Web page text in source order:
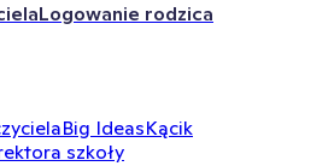
Logowanie rodzica
Big IdeasKącik
szkoły